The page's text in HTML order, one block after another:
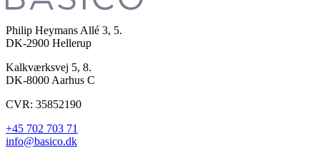
Philip Heymans Allé 3, 5.
DK-2900 Hellerup
Kalkværksvej 5, 8.
DK-8000 Aarhus C
CVR: 35852190
+45 702 703 71
info@basico.dk